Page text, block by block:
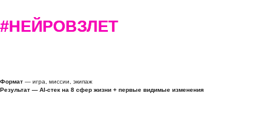
#НЕЙРОВЗЛЕТ
Формат — игра, миссии, экипаж
Результат — AI-стек на 8 сфер жизни + первые видимые изменения